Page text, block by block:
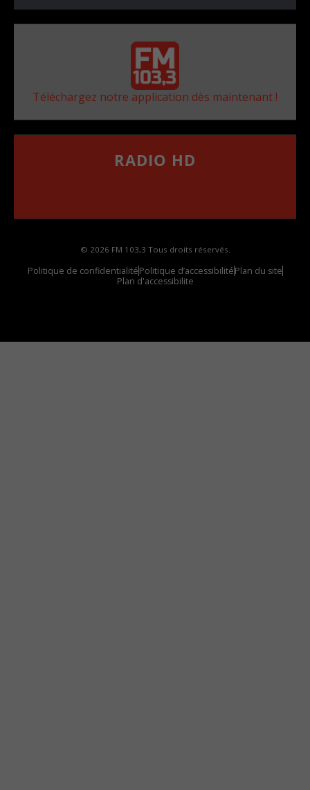
Téléchargez notre application dès maintenant !
RADIO HD
© 2026 FM 103,3 Tous droits réservés.
Politique de confidentialitéPolitique d’accessibilitéPlan du site
Plan d'accessibilite